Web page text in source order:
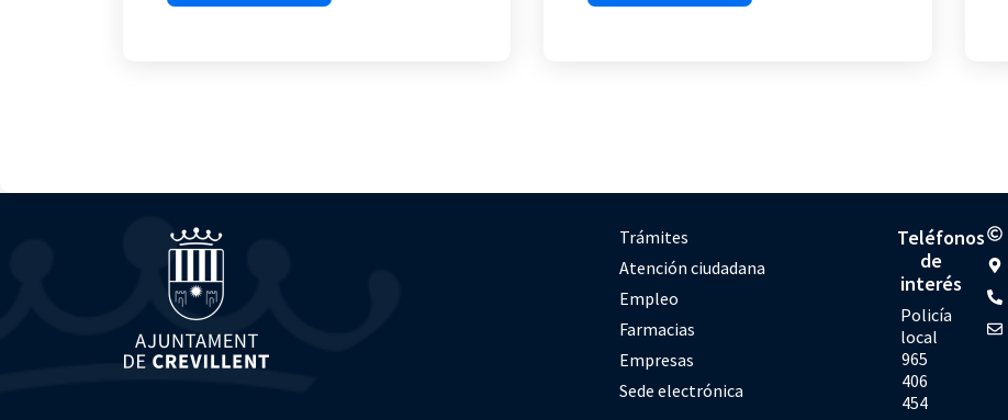
Trámites
Atención ciudadana
Empleo
Farmacias
Empresas
Sede electrónica
Teléfonos
de
interés
Policía
local
965
406
454